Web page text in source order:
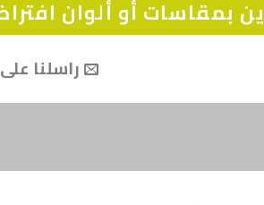
أو ألوان
راسلنا على